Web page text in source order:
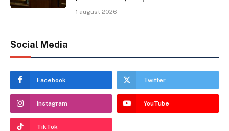
1 august 2026
Social Media
Facebook Twitter
Instagram YouTube
TikTok